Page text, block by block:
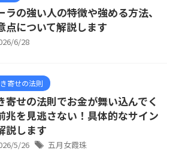
ラの強い人の特徴や強める方法、
点について解説します
6/28
寄せの法則
寄せの法則でお金が舞い込んでく
兆を見逃さない！具体的なサイン
説します
5/26 五月女霞珠